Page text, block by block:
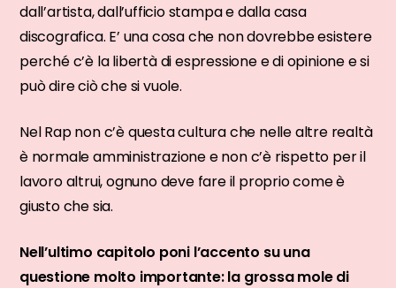
dall’artista, dall’ufficio stampa e dalla casa
discografica. E’ una cosa che non dovrebbe esistere
perché c’è la libertà di espressione e di opinione e si
può dire ciò che si vuole.
Nel Rap non c’è questa cultura che nelle altre realtà
è normale amministrazione e non c’è rispetto per il
lavoro altrui, ognuno deve fare il proprio come è
giusto che sia.
Nell’ultimo capitolo poni l’accento su una
questione molto importante: la grossa mole di